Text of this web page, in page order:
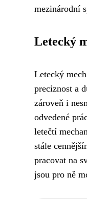
mezinárodní
Letecký
Letecký
preciznost a
zároveň i
odvedené
letečtí
stále
pracovat na
jsou pro ně